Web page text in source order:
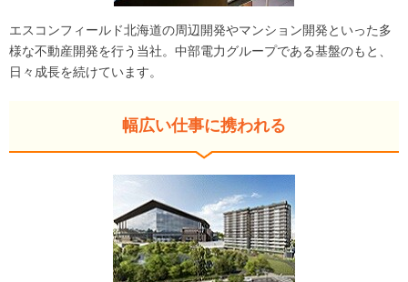
エスコンフィールド北海道の周辺開発やマンション開発といった多
様な不動産開発を行う当社。中部電力グループである基盤のもと、
日々成長を続けています。
幅広い仕事に携われる